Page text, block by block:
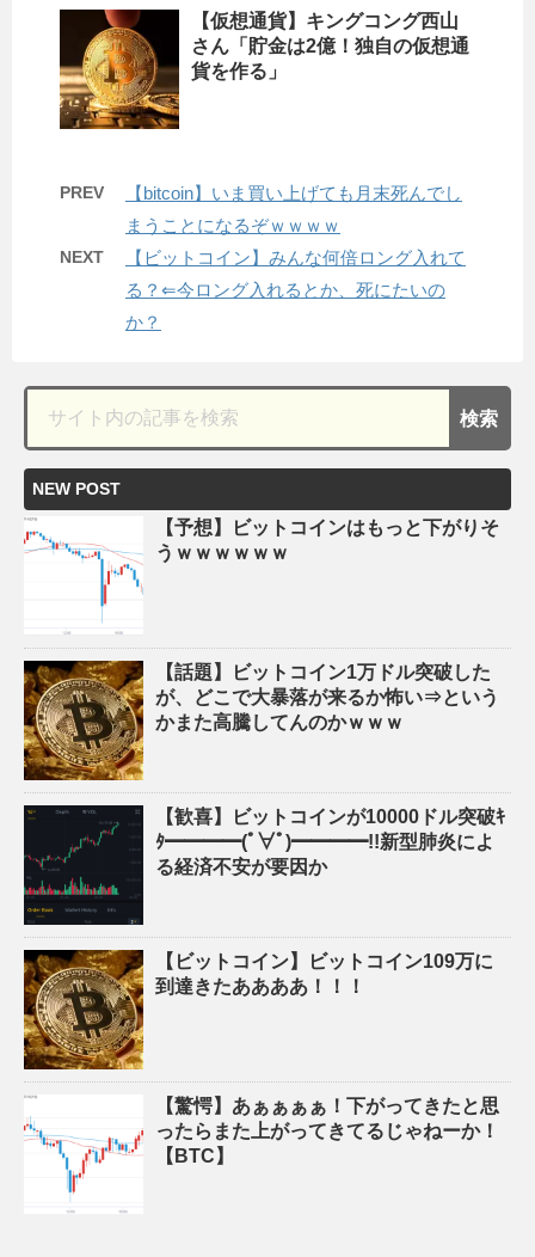
【仮想通貨】キングコング西山
さん「貯金は2億！独自の仮想通
貨を作る」
PREV
【bitcoin】いま買い上げても月末死んでし
まうことになるぞｗｗｗｗ
NEXT
【ビットコイン】みんな何倍ロング入れて
る？⇐今ロング入れるとか、死にたいの
か？
NEW POST
【予想】ビットコインはもっと下がりそ
うｗｗｗｗｗｗ
【話題】ビットコイン1万ドル突破した
が、どこで大暴落が来るか怖い⇒という
かまた高騰してんのかｗｗｗ
【歓喜】ビットコインが10000ドル突破ｷ
ﾀ━━━━(ﾟ∀ﾟ)━━━━!!新型肺炎によ
る経済不安が要因か
【ビットコイン】ビットコイン109万に
到達きたああああ！！！
【驚愕】あぁぁぁぁ！下がってきたと思
ったらまた上がってきてるじゃねーか！
【BTC】